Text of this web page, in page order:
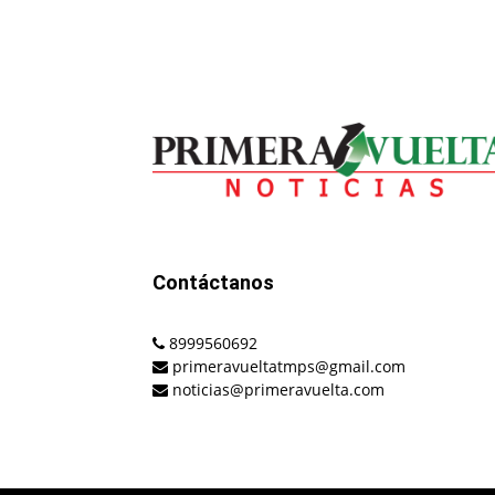
Contáctanos
8999560692
primeravueltatmps@gmail.com
noticias@primeravuelta.com